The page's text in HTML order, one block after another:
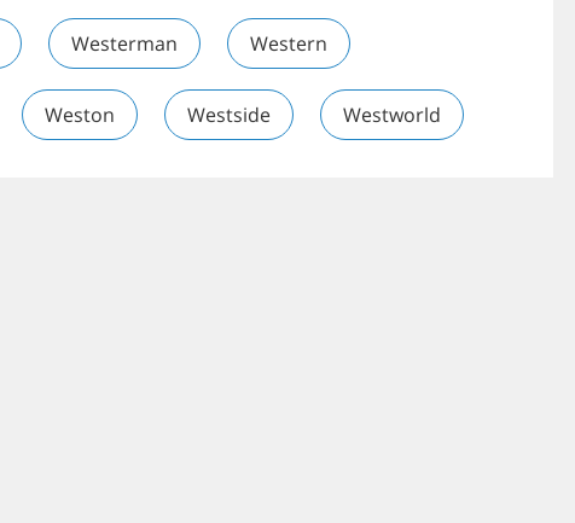
Westerman Western
Weston Westside Westworld